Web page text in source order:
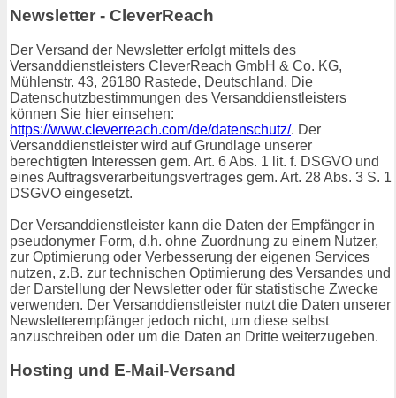
Newsletter - CleverReach
Der Versand der Newsletter erfolgt mittels des
Versanddienstleisters CleverReach GmbH & Co. KG,
Mühlenstr. 43, 26180 Rastede, Deutschland. Die
Datenschutzbestimmungen des Versanddienstleisters
können Sie hier einsehen:
https://www.cleverreach.com/de/datenschutz/. Der
Versanddienstleister wird auf Grundlage unserer
berechtigten Interessen gem. Art. 6 Abs. 1 lit. f. DSGVO und
eines Auftragsverarbeitungsvertrages gem. Art. 28 Abs. 3 S. 1
DSGVO eingesetzt.
Der Versanddienstleister kann die Daten der Empfänger in
pseudonymer Form, d.h. ohne Zuordnung zu einem Nutzer,
zur Optimierung oder Verbesserung der eigenen Services
nutzen, z.B. zur technischen Optimierung des Versandes und
der Darstellung der Newsletter oder für statistische Zwecke
verwenden. Der Versanddienstleister nutzt die Daten unserer
Newsletterempfänger jedoch nicht, um diese selbst
anzuschreiben oder um die Daten an Dritte weiterzugeben.
Hosting und E-Mail-Versand